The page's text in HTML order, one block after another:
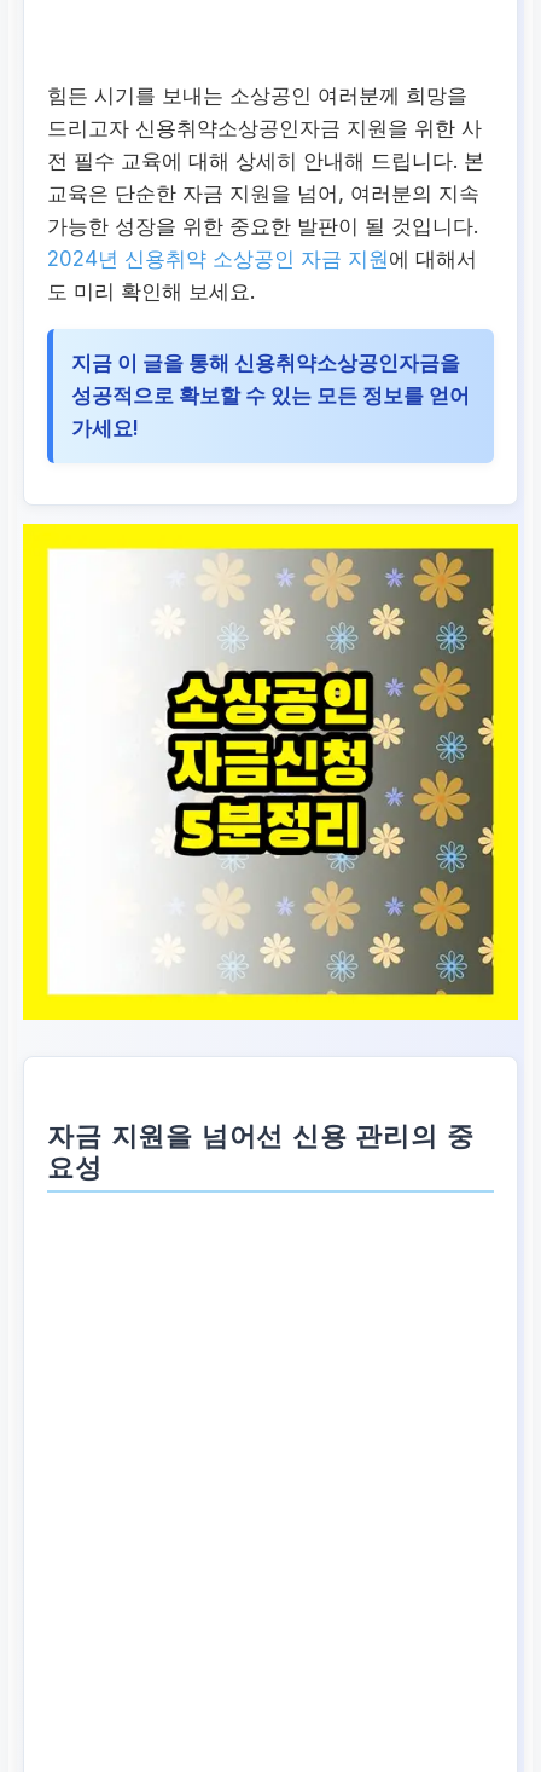
힘든 시기를 보내는 소상공인 여러분께 희망을
드리고자 신용취약소상공인자금 지원을 위한 사
전 필수 교육에 대해 상세히 안내해 드립니다. 본
교육은 단순한 자금 지원을 넘어, 여러분의 지속
가능한 성장을 위한 중요한 발판이 될 것입니다.
2024년 신용취약 소상공인 자금 지원에 대해서
도 미리 확인해 보세요.
지금 이 글을 통해 신용취약소상공인자금을
성공적으로 확보할 수 있는 모든 정보를 얻어
가세요!
자금 지원을 넘어선 신용 관리의 중
요성